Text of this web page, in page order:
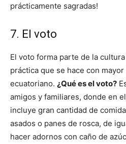
prácticamente sagradas!
7. El voto
El voto forma parte de la
práctica que se hace con
ecuatoriano. ¿Qué es el voto?
amigos y familiares, donde en
incluye gran cantidad de
asados o panes de rosca, de
hacer adornos con caño de